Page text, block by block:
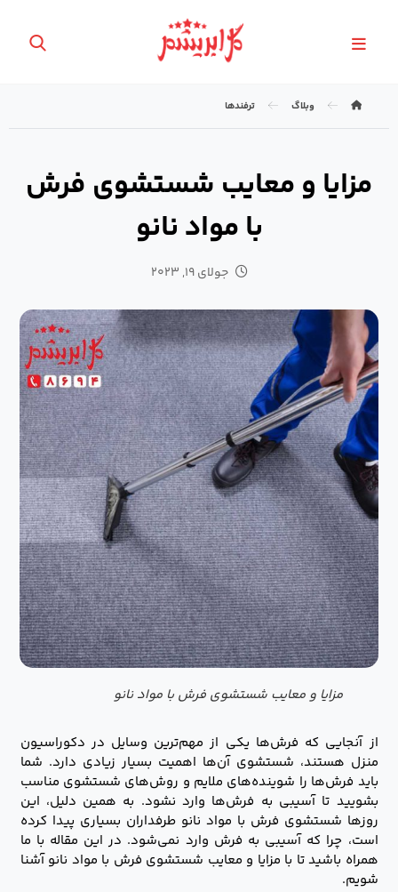
وبلاگ ترفندها
مزایا و معایب شستشوی فرش
با مواد نانو
جولای ۱۹, ۲۰۲۳
مزایا و معایب شستشوی فرش با مواد نانو
از آنجایی که فرش‌ها یکی از مهم‌ترین وسایل در دکوراسیون
منزل هستند، شستشوی آن‌ها اهمیت بسیار زیادی دارد. شما
باید فرش‌ها را شوینده‌های ملایم و روش‌های شستشوی مناسب
بشویید تا آسیبی به فرش‌ها وارد نشود. به همین دلیل، این
روزها شستشوی فرش با مواد نانو طرفداران بسیاری پیدا کرده
است، چرا که آسیبی به فرش وارد نمی‌شود. در این مقاله با ما
همراه باشید تا با مزایا و معایب شستشوی فرش با مواد نانو آشنا
شویم.